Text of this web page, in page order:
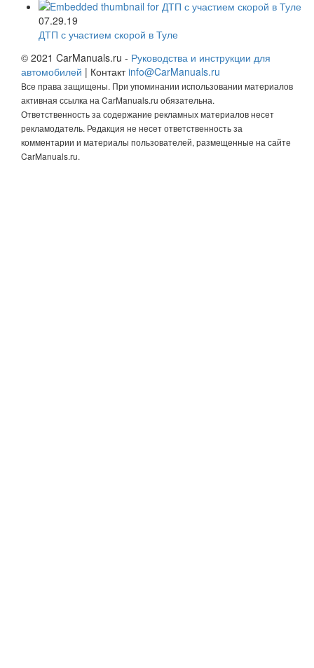
07.29.19
ДТП с участием скорой в Туле
© 2021 CarManuals.ru - Руководства и инструкции для
автомобилей | Контактinfo@CarManuals.ru
Все права защищены. При упоминании использовании материалов
активная ссылка на CarManuals.ru обязательна.
Ответственность за содержание рекламных материалов несет
рекламодатель. Редакция не несет ответственность за
комментарии и материалы пользователей, размещенные на сайте
CarManuals.ru.